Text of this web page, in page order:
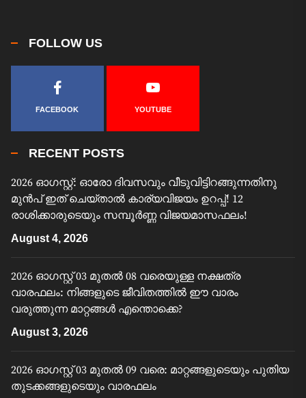
FOLLOW US
FACEBOOK YOUTUBE
RECENT POSTS
2026 ഓഗസ്റ്റ്: ഓരോ ദിവസവും വീടുവിട്ടിറങ്ങുന്നതിനു
മുൻപ് ഇത് ചെയ്താൽ കാര്യവിജയം ഉറപ്പ്! 12
രാശിക്കാരുടെയും സമ്പൂർണ്ണ വിജയമാസഫലം!
August 4, 2026
2026 ഓഗസ്റ്റ് 03 മുതൽ 08 വരെയുള്ള നക്ഷത്ര
വാരഫലം: നിങ്ങളുടെ ജീവിതത്തിൽ ഈ വാരം
വരുത്തുന്ന മാറ്റങ്ങൾ എന്തൊക്കെ?
August 3, 2026
2026 ഓഗസ്റ്റ് 03 മുതൽ 09 വരെ: മാറ്റങ്ങളുടെയും പുതിയ
തുടക്കങ്ങളുടെയും വാരഫലം